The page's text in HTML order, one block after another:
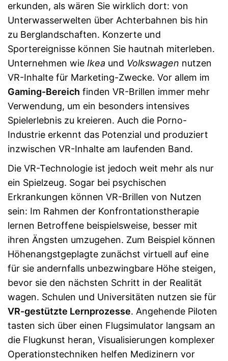
erkunden, als wären Sie wirklich dort: von
Unterwasserwelten über Achterbahnen bis hin
zu Berglandschaften. Konzerte und
Sportereignisse können Sie hautnah miterleben.
Unternehmen wie Ikea und Volkswagen nutzen
VR-Inhalte für Marketing-Zwecke. Vor allem im
Gaming-Bereich finden VR-Brillen immer mehr
Verwendung, um ein besonders intensives
Spielerlebnis zu kreieren. Auch die Porno-
Industrie erkennt das Potenzial und produziert
inzwischen VR-Inhalte am laufenden Band.
Die VR-Technologie ist jedoch weit mehr als nur
ein Spielzeug. Sogar bei psychischen
Erkrankungen können VR-Brillen von Nutzen
sein: Im Rahmen der Konfrontationstherapie
lernen Betroffene beispielsweise, besser mit
ihren Ängsten umzugehen. Zum Beispiel können
Höhenangstgeplagte zunächst virtuell auf eine
für sie andernfalls unbezwingbare Höhe steigen,
bevor sie den nächsten Schritt in der Realität
wagen. Schulen und Universitäten nutzen sie für
VR-gestützte Lernprozesse. Angehende Piloten
tasten sich über einen Flugsimulator langsam an
die Flugkunst heran, Visualisierungen komplexer
Operationstechniken helfen Medizinern vor